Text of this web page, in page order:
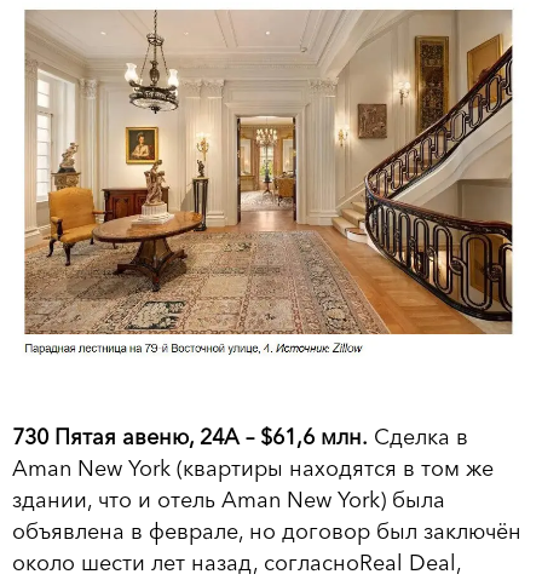
730 Пятая авеню, 24А – $61,6 млн. Сделка в
Aman New York (квартиры находятся в том же
здании, что и отель Aman New York) была
объявлена в феврале, но договор был заключён
около шести лет назад, согласноReal Deal,